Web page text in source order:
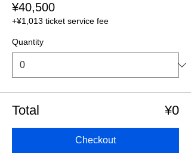
¥40,500
+¥1,013 ticket service fee
Quantity
Total ¥0
Checkout